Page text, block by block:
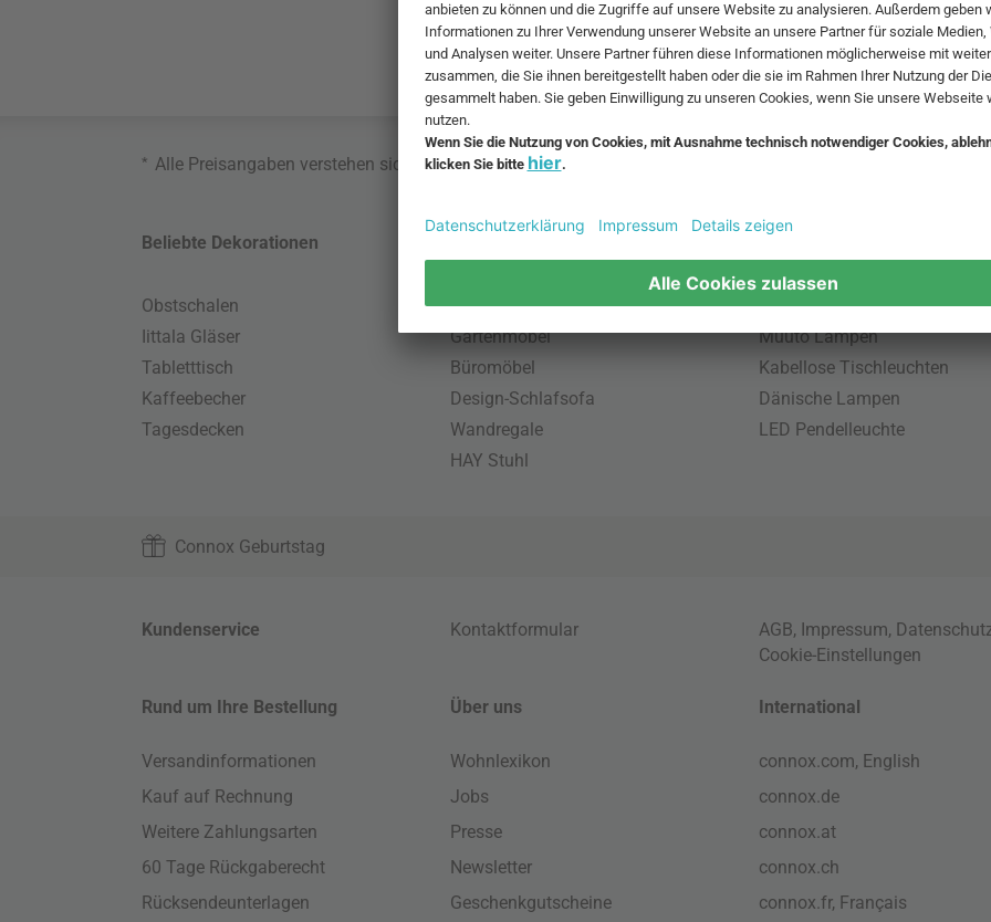
* Alle Preisangaben verstehen sich inklusive MwSt. und zzgl.
Beliebte Dekorationen
Obstschalen
Iittala Gläser
Tabletttisch
Kaffeebecher
Tagesdecken
Skandinavische Möbel
Gartenmöbel
Büromöbel
Design-Schlafsofa
Wandregale
HAY Stuhl
Pendellampe für Außen
Muuto Lampen
Kabellose Tischleuchten
Dänische Lampen
LED Pendelleuchte
Connox Geburtstag
Kundenservice Kontaktformular AGB, Impressum,
Cookie-Einstellungen
Rund um Ihre Bestellung
Versandinformationen
Kauf auf Rechnung
Weitere Zahlungsarten
60 Tage Rückgaberecht
Rücksendeunterlagen
Über uns
Wohnlexikon
Jobs
Presse
Newsletter
Geschenkgutscheine
International
connox.com, English
connox.de
connox.at
connox.ch
connox.fr, Français